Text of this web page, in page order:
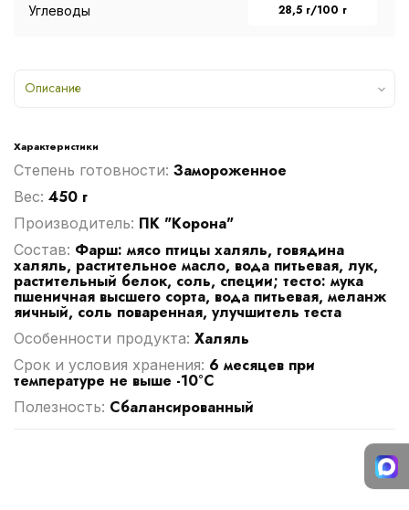
Углеводы 28,5 г/100 г
Описание
Характеристики
Степень готовности: Замороженное
Вес: 450 г
Производитель: ПК "Корона"
Cостав: Фарш: мясо птицы халяль, говядина
халяль, растительное масло, вода питьевая, лук,
растительный белок, соль, специи; тесто: мука
пшеничная высшего сорта, вода питьевая, меланж
яичный, соль поваренная, улучшитель теста
Особенности продукта: Халяль
Срок и условия хранения: 6 месяцев при
температуре не выше -10°С
Полезность: Сбалансированный